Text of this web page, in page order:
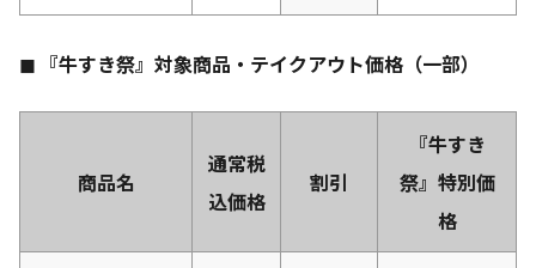
◼ 『牛すき祭』対象商品・テイクアウト価格（一部）
商品名
通常税
込価格
割引
『牛すき
祭』特別価
格